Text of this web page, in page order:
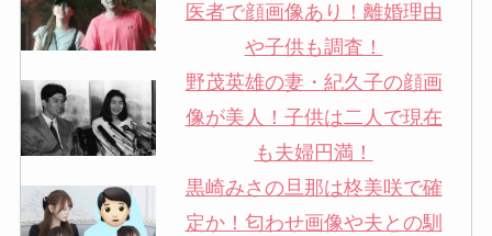
医者で顔画像あり！離婚理由
や子供も調査！
野茂英雄の妻・紀久子の顔画
像が美人！子供は二人で現在
も夫婦円満！
黒崎みさの旦那は柊美咲で確
定か！匂わせ画像や夫との馴